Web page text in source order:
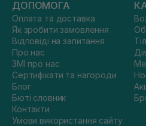
ДОПОМОГА
Оплата та доставка
Як зробити замовлення
Відповіді на запитання
Про нас
ЗМІ про нас
Сертифікати та нагороди
Блог
Бюті словник
Контакти
Умови використання сайту